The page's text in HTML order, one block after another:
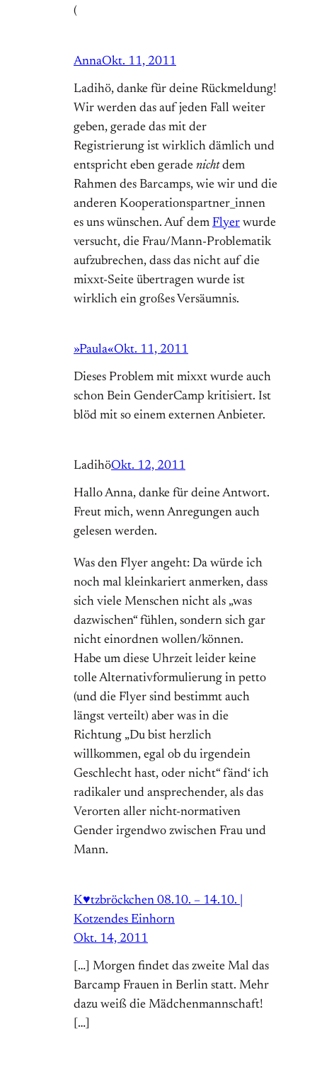
(
AnnaOkt. 11, 2011
Ladihö, danke für deine Rückmeldung!
Wir werden das auf jeden Fall weiter
geben, gerade das mit der
Registrierung ist wirklich dämlich und
entspricht eben gerade nichtdem
Rahmen des Barcamps, wie wir und die
anderen Kooperationspartner_innen
es uns wünschen. Auf dem Flyer wurde
versucht, die Frau/Mann-Problematik
aufzubrechen, dass das nicht auf die
mixxt-Seite übertragen wurde ist
wirklich ein großes Versäumnis.
»Paula«Okt. 11, 2011
Dieses Problem mit mixxt wurde auch
schon Bein GenderCamp kritisiert. Ist
blöd mit so einem externen Anbieter.
LadihöOkt. 12, 2011
Hallo Anna, danke für deine Antwort.
Freut mich, wenn Anregungen auch
gelesen werden.
Was den Flyer angeht: Da würde ich
noch mal kleinkariert anmerken, dass
sich viele Menschen nicht als „was
dazwischen“ fühlen, sondern sich gar
nicht einordnen wollen/können.
Habe um diese Uhrzeit leider keine
tolle Alternativformulierung in petto
(und die Flyer sind bestimmt auch
längst verteilt) aber was in die
Richtung „Du bist herzlich
willkommen, egal ob du irgendein
Geschlecht hast, oder nicht“ fänd‘ ich
radikaler und ansprechender, als das
Verorten aller nicht-normativen
Gender irgendwo zwischen Frau und
Mann.
K♥tzbröckchen 08.10. – 14.10. |
Kotzendes Einhorn
Okt. 14, 2011
[…] Morgen findet das zweite Mal das
Barcamp Frauen in Berlin statt. Mehr
dazu weiß die Mädchenmannschaft!
[…]